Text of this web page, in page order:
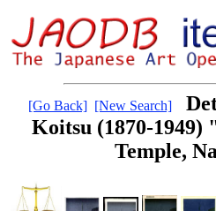
[Go Back] [New Search]
Koitsu (1870-
Temple,